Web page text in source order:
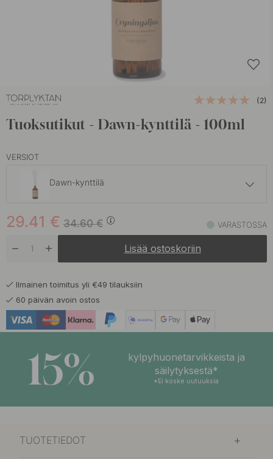
(2)
Tuoksutikut - Dawn-kynttilä - 100ml
VERSIOT
Dawn-kynttilä
Dunge Varastossa
29.41 €
Varastossa
Havumetsä
Kalfjäll 29.41 € 34.60 €
Kaste 29.41 €
Varastossa
Revontulet 29.41 € 34.60 €
34.60 €
34.60€
29.41 € VARASTOSSA
Lisää ostoskoriin
Ilmainen toimitus yli €49 tilauksiin
60 päivän avoin ostos
15%
kylpyhuonetarvikkeista ja
säilytyksestä*
*Ei koske uutuuksia
TUOTETIEDOT